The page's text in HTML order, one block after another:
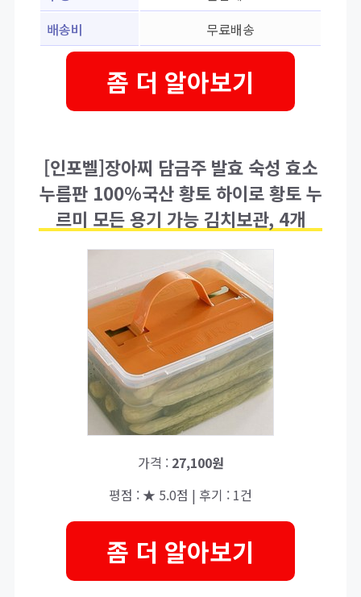
배송비
무료배송
좀 더 알아보기
[인포벨]장아찌 담금주 발효 숙성 효소
누름판 100%국산 황토 하이로 황토 누
르미 모든 용기 가능 김치보관, 4개
가격 : 27,100원
평점 : ★ 5.0점 | 후기 : 1건
좀 더 알아보기